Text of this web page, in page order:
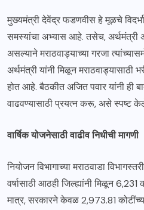
मुख्यमंत्री देवेंद्र फडणवीस हे मूळचे
समस्यांचा अभ्यास आहे. तसेच, अर्थमंत्री
असल्याने मराठवाड्याच्या गरजा
अर्थमंत्री यांनी मिळून मराठवाड्यासाठी
होत आहे. बैठकीत अजित पवार यांनी ही
वाढवण्यासाठी प्रयत्न करू, असे स्पष्ट
वार्षिक योजनेसाठी वाढीव निधीची मागणी
नियोजन विभागाच्या मराठवाडा
वर्षासाठी आठही जिल्ह्यांनी मिळून
मात्र, सरकारने केवळ 2,973.81